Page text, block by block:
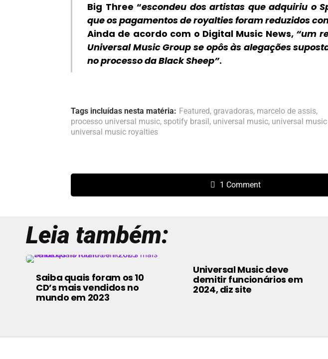
Big Three “escondeu dos artistas que adquiriu o
que os pagamentos de royalties foram reduzidos
Ainda de acordo com o Digital Music News, “um
Universal Music Group se opôs às alegações
no processo da Black Sheep”.
Tags incluídas nesta matéria: Featured, gravadoras, marcelo de assis,
processo universal music, spotify brasil, universal music, universal
universal music royalties
1 Comment
Leia também:
Saiba quais foram os 10
CD’s mais vendidos no
mundo em 2023
Universal Music deve
demitir funcionários em
2024, diz site